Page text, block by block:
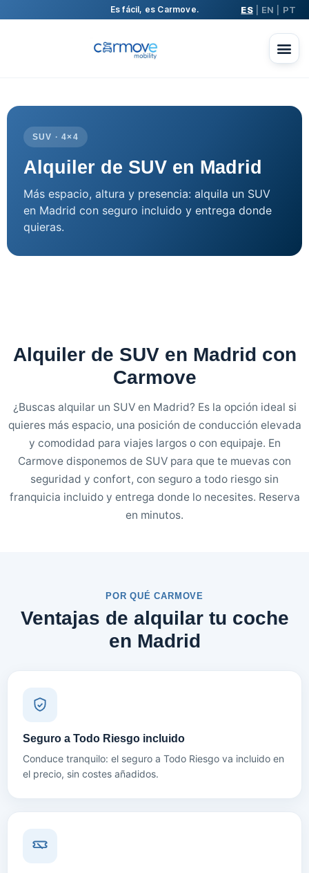
Es fácil, es Carmove. ES EN PT
SUV · 4×4
Alquiler de SUV en Madrid
Más espacio, altura y presencia: alquila un SUV
en Madrid con seguro incluido y entrega donde
quieras.
Alquiler de SUV en Madrid con
Carmove
¿Buscas alquilar un SUV en Madrid? Es la opción ideal si
quieres más espacio, una posición de conducción elevada
y comodidad para viajes largos o con equipaje. En
Carmove disponemos de SUV para que te muevas con
seguridad y confort, con seguro a todo riesgo sin
franquicia incluido y entrega donde lo necesites. Reserva
en minutos.
POR QUÉ CARMOVE
Ventajas de alquilar tu coche
en Madrid
Seguro a Todo Riesgo incluido
Conduce tranquilo: el seguro a Todo Riesgo va incluido en
el precio, sin costes añadidos.